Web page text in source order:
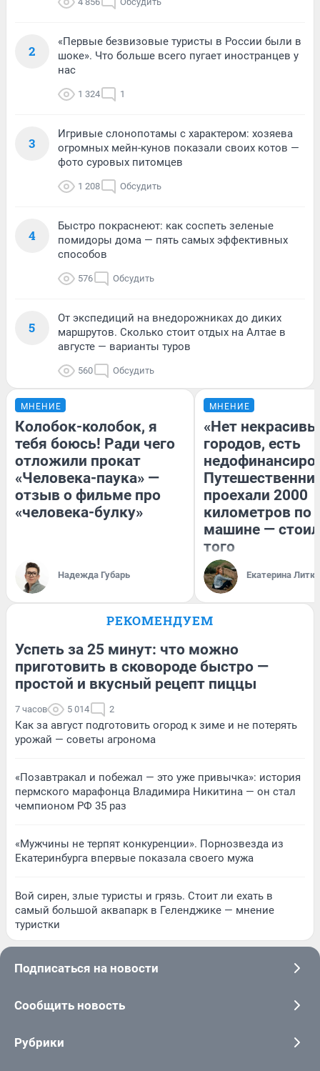
2
«Первые безвизовые туристы в России были в
шоке». Что больше всего пугает иностранцев у
нас
1 324 1
3
Игривые слонопотамы с характером: хозяева
огромных мейн-кунов показали своих котов —
фото суровых питомцев
1 208 Обсудить
4
Быстро покраснеют: как соспеть зеленые
помидоры дома — пять самых эффективных
способов
576 Обсудить
5
От экспедиций на внедорожниках до диких
маршрутов. Сколько стоит отдых на Алтае в
августе — варианты туров
560 Обсудить
МНЕНИЕ
Колобок-колобок, я
тебя боюсь! Ради чего
отложили прокат
«Человека-паука» —
отзыв о фильме про
«человека-булку»
Надежда Губарь
МНЕНИЕ
«Нет
городов, есть
проехали 2000
километров по
машине —
того
Екатерина
РЕКОМЕНДУЕМ
Успеть за 25 минут: что можно
приготовить в сковороде быстро —
простой и вкусный рецепт пиццы
7 часов 5 014 2
Как за август подготовить огород к зиме и не потерять
урожай — советы агронома
«Позавтракал и побежал — это уже привычка»: история
пермского марафонца Владимира Никитина — он стал
чемпионом РФ 35 раз
«Мужчины не терпят конкуренции». Порнозвезда из
Екатеринбурга впервые показала своего мужа
Вой сирен, злые туристы и грязь. Стоит ли ехать в
самый большой аквапарк в Геленджике — мнение
туристки
Подписаться на новости
Сообщить новость
Рубрики